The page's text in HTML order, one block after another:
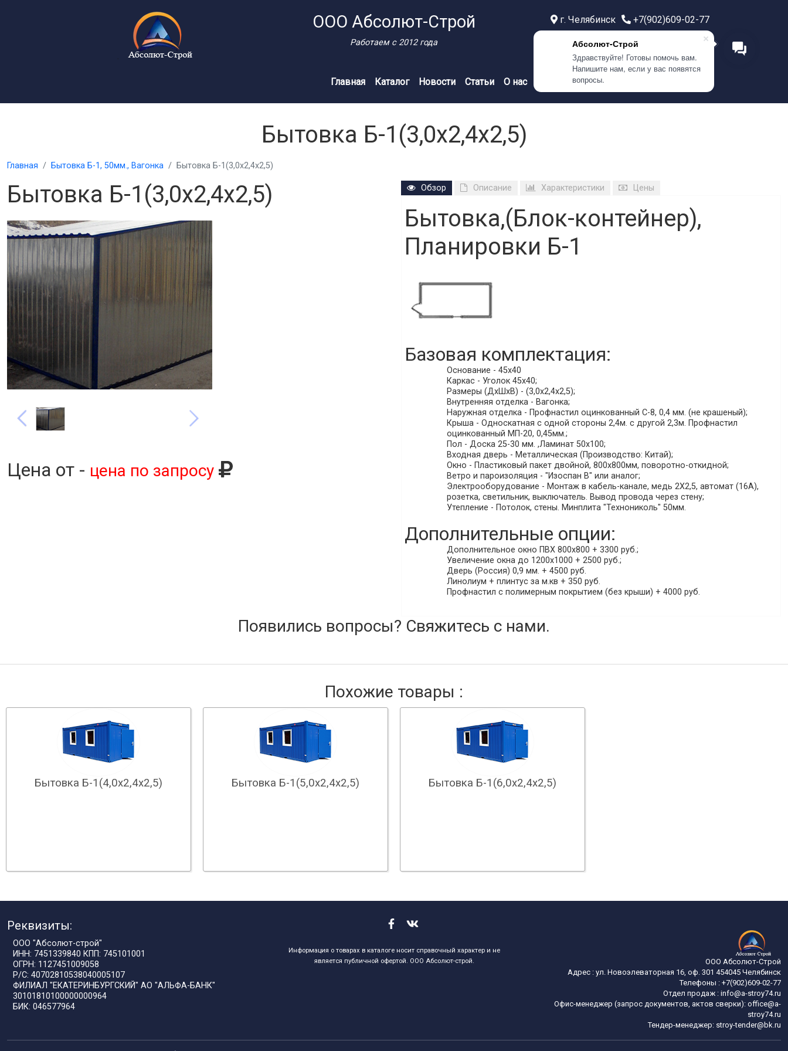
Абсолют-Строй
Здравствуйте! Готовы помочь вам.
Напишите нам, если у вас появятся
вопросы.
ООО Абсолют-Строй
Работаем с 2012 года
г. Челябинск
+7(902)609-02-77
+7(999)586-21-77
г. Самара
+7(908)0400-304
Главная Каталог Новости Статьи О нас Контакты
Бытовка Б-1(3,0х2,4х2,5)
Главная Бытовка Б-1, 50мм., Вагонка Бытовка Б-1(3,0х2,4х2,5)
Бытовка Б-1(3,0х2,4х2,5)
Цена от - цена по запросу
Обзор Описание Характеристики Цены
Бытовка,(Блок-контейнер),
Планировки Б-1
Базовая комплектация:
Основание - 45х40
Каркас - Уголок 45х40;
Размеры (ДхШхВ) - (3,0х2,4х2,5);
Внутренняя отделка - Вагонка;
Наружная отделка - Профнастил оцинкованный С-8, 0,4 мм. (не крашеный);
Крыша - Односкатная с одной стороны 2,4м. с другой 2,3м. Профнастил
оцинкованный МП-20, 0,45мм.;
Пол - Доска 25-30 мм. ,Ламинат 50х100;
Входная дверь - Металлическая (Производство: Китай);
Окно - Пластиковый пакет двойной, 800х800мм, поворотно-откидной;
Ветро и пароизоляция - "Изоспан В" или аналог;
Электрооборудование - Монтаж в кабель-канале, медь 2Х2,5, автомат (16А),
розетка, светильник, выключатель. Вывод провода через стену;
Утепление - Потолок, стены. Минплита "Технониколь" 50мм.
Дополнительные опции:
Дополнительное окно ПВХ 800х800 + 3300 руб.;
Увеличение окна до 1200х1000 + 2500 руб.;
Дверь (Россия) 0,9 мм. + 4500 руб.
Линолиум + плинтус за м.кв + 350 руб.
Профнастил с полимерным покрытием (без крыши) + 4000 руб.
Появились вопросы? Свяжитесь с нами.
Похожие товары :
Бытовка Б-1(4,0х2,4х2,5) Бытовка Б-1(5,0х2,4х2,5) Бытовка Б-1(6,0х2,4х2,5)
Реквизиты:
ООО "Абсолют-строй"
ИНН: 7451339840 КПП: 745101001
ОГРН: 1127451009058
Р/С: 40702810538040005107
ФИЛИАЛ "ЕКАТЕРИНБУРГСКИЙ" АО "АЛЬФА-БАНК"
30101810100000000964
БИК: 046577964
Информация о товарах в каталоге носит справочный характер и не
является публичной офертой. ООО Абсолют-строй.
ООО Абсолют-Строй
Адрес : ул. Новоэлеваторная 16, оф. 301 454045 Челябинск
Телефоны : +7(902)609-02-77
Отдел продаж : info@a-stroy74.ru
Офис-менеджер (запрос документов, актов сверки): office@a-
stroy74.ru
Тендер-менеджер: stroy-tender@bk.ru